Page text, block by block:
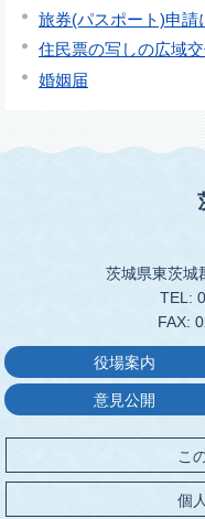
旅券(パスポート)申請
住民票の写しの広域
婚姻届
茨城県東茨城
TEL:
FAX:
役場案内
意見公開
こ
個